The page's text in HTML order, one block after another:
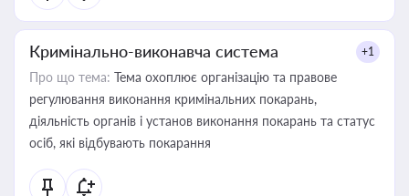
Кримінально-виконавча система +1
Про що тема: Тема охоплює організацію та правове
регулювання виконання кримінальних покарань,
діяльність органів і установ виконання покарань та статус
осіб, які відбувають покарання